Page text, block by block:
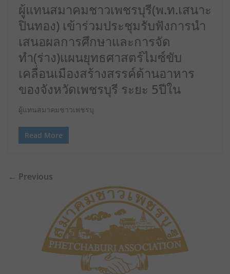
ผู้แทนสมาคมชาวเพชรบุรี(พ.ท.เสนาะ
ปิ่นทอง) เข้าร่วมประชุมรับฟังการนำ
เสนอผลการศึกษาและการจัด
ทำ(ร่าง)แผนยุทธศาสตร์ไมซ์ขับ
เคลื่อนเมืองสร้างสรรค์ด้านอาหาร
ของจังหวัดเพชรบุรี ระยะ 5ปีใน
ผู้แทนสมาคมชาวเพชรบุ
Read More
← Previous